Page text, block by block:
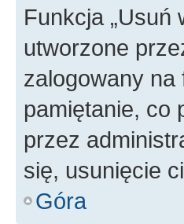
Funkcja
utworzone
zalogowany
pamiętanie, co
przez
się, usunięcie
Góra